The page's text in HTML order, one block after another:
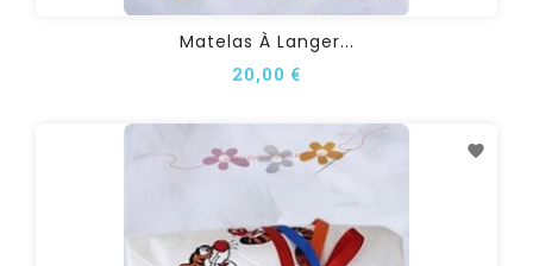
Matelas À Langer...
20,00 €